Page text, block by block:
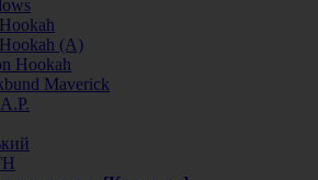
(А)
Hookah
Maverick